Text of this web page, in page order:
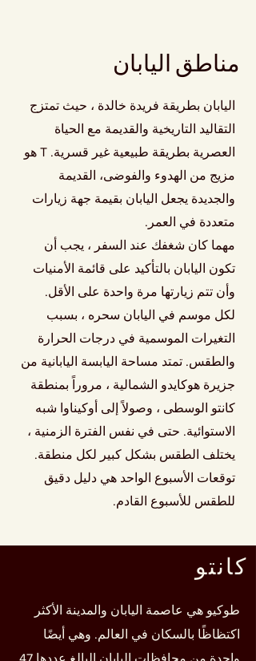
مناطق اليابان
اليابان بطريقة فريدة خالدة ، حيث تمتزج
التقاليد التاريخية والقديمة مع الحياة
العصرية بطريقة طبيعية غير قسرية. T
هو
مزيج من الهدوء والفوضى، القديمة
والجديدة يجعل اليابان بقيمة جهة زيارات
متعددة في العمر.
مهما كان شغفك عند السفر ، يجب أن
تكون اليابان بالتأكيد على قائمة الأمنيات
وأن تتم زيارتها مرة واحدة على الأقل.
لكل موسم في اليابان سحره ، بسبب
التغيرات الموسمية في درجات الحرارة
والطقس. تمتد مساحة اليابسة اليابانية من
جزيرة هوكايدو الشمالية ، مروراً بمنطقة
كانتو الوسطى ، وصولاً إلى أوكيناوا شبه
الاستوائية. حتى في نفس الفترة الزمنية ،
يختلف الطقس بشكل كبير لكل منطقة.
توقعات الأسبوع الواحد هي دليل دقيق
للطقس للأسبوع القادم.
كانتو
طوكيو هي عاصمة اليابان والمدينة الأكثر
اكتظاظًا بالسكان في العالم. وهي أيضًا
واحدة من محافظات اليابان البالغ عددها 47